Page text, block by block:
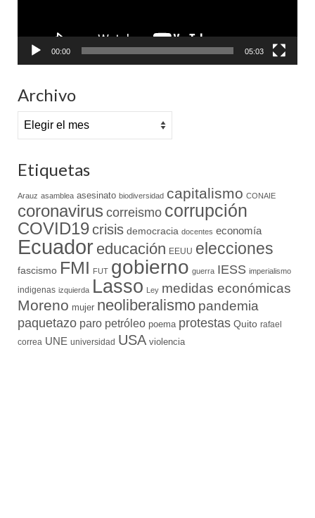
00:00 05:03
Archivo
Archivo
Etiquetas
Arauz asamblea asesinato biodiversidad capitalismo CONAIE
coronavirus correismo corrupción
COVID19crisis democracia docentes economía
Ecuador educación EEUU elecciones
fascismo FMI FUT gobierno guerra IESS imperialismo
indigenas izquierda Lasso Ley medidas económicas
Moreno mujer neoliberalismo pandemia
paquetazo paro petróleo poema protestas Quito rafael
correa UNE universidad USA violencia